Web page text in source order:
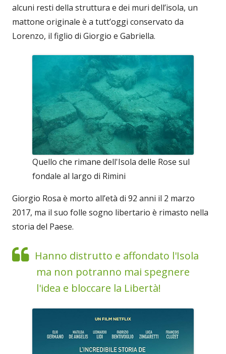
alcuni resti della struttura e dei muri dell’isola, un
mattone originale è a tutt’oggi conservato da
Lorenzo, il figlio di Giorgio e Gabriella.
Quello che rimane dell'Isola delle Rose sul
fondale al largo di Rimini
Giorgio Rosa è morto all’età di 92 anni il 2 marzo
2017, ma il suo folle sogno libertario è rimasto nella
storia del Paese.
Hanno distrutto e affondato l'Isola
ma non potranno mai spegnere
l'idea e bloccare la Libertà!